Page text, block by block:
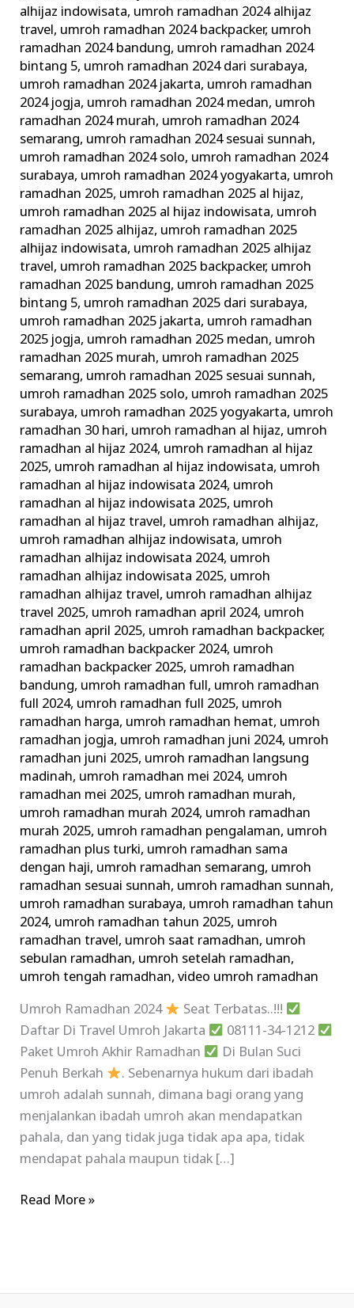
alhijaz indowisata, umroh ramadhan 2024 alhijaz
travel, umroh ramadhan 2024 backpacker, umroh
ramadhan 2024 bandung, umroh ramadhan 2024
bintang 5, umroh ramadhan 2024 dari surabaya,
umroh ramadhan 2024 jakarta, umroh ramadhan
2024 jogja, umroh ramadhan 2024 medan, umroh
ramadhan 2024 murah, umroh ramadhan 2024
semarang, umroh ramadhan 2024 sesuai sunnah,
umroh ramadhan 2024 solo, umroh ramadhan 2024
surabaya, umroh ramadhan 2024 yogyakarta, umroh
ramadhan 2025, umroh ramadhan 2025 al hijaz,
umroh ramadhan 2025 al hijaz indowisata, umroh
ramadhan 2025 alhijaz, umroh ramadhan 2025
alhijaz indowisata, umroh ramadhan 2025 alhijaz
travel, umroh ramadhan 2025 backpacker, umroh
ramadhan 2025 bandung, umroh ramadhan 2025
bintang 5, umroh ramadhan 2025 dari surabaya,
umroh ramadhan 2025 jakarta, umroh ramadhan
2025 jogja, umroh ramadhan 2025 medan, umroh
ramadhan 2025 murah, umroh ramadhan 2025
semarang, umroh ramadhan 2025 sesuai sunnah,
umroh ramadhan 2025 solo, umroh ramadhan 2025
surabaya, umroh ramadhan 2025 yogyakarta, umroh
ramadhan 30 hari, umroh ramadhan al hijaz, umroh
ramadhan al hijaz 2024, umroh ramadhan al hijaz
2025, umroh ramadhan al hijaz indowisata, umroh
ramadhan al hijaz indowisata 2024, umroh
ramadhan al hijaz indowisata 2025, umroh
ramadhan al hijaz travel, umroh ramadhan alhijaz,
umroh ramadhan alhijaz indowisata, umroh
ramadhan alhijaz indowisata 2024, umroh
ramadhan alhijaz indowisata 2025, umroh
ramadhan alhijaz travel, umroh ramadhan alhijaz
travel 2025, umroh ramadhan april 2024, umroh
ramadhan april 2025, umroh ramadhan backpacker,
umroh ramadhan backpacker 2024, umroh
ramadhan backpacker 2025, umroh ramadhan
bandung, umroh ramadhan full, umroh ramadhan
full 2024, umroh ramadhan full 2025, umroh
ramadhan harga, umroh ramadhan hemat, umroh
ramadhan jogja, umroh ramadhan juni 2024, umroh
ramadhan juni 2025, umroh ramadhan langsung
madinah, umroh ramadhan mei 2024, umroh
ramadhan mei 2025, umroh ramadhan murah,
umroh ramadhan murah 2024, umroh ramadhan
murah 2025, umroh ramadhan pengalaman, umroh
ramadhan plus turki, umroh ramadhan sama
dengan haji, umroh ramadhan semarang, umroh
ramadhan sesuai sunnah, umroh ramadhan sunnah,
umroh ramadhan surabaya, umroh ramadhan tahun
2024, umroh ramadhan tahun 2025, umroh
ramadhan travel, umroh saat ramadhan, umroh
sebulan ramadhan, umroh setelah ramadhan,
umroh tengah ramadhan,video umroh ramadhan
Umroh Ramadhan 2024
Seat Terbatas..!!!
Daftar Di Travel Umroh Jakarta
08111-34-1212
Paket Umroh Akhir Ramadhan
Di Bulan Suci
Penuh Berkah
. Sebenarnya hukum dari ibadah
umroh adalah sunnah, dimana bagi orang yang
menjalankan ibadah umroh akan mendapatkan
pahala, dan yang tidak juga tidak apa apa, tidak
mendapat pahala maupun tidak […]
Read More »